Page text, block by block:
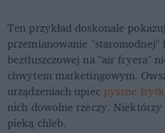
Ten przykład doskonale
przemianowanie
beztłuszczowej na "air fryera"
chwytem marketingowym.
urządzeniach upiec pyszne
nich dowolne rzeczy.
pieką chleb.